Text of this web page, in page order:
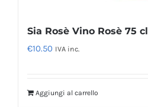
Sia Rosè Vino Rosè 75 cl
€10.50 IVA inc.
Aggiungi al carrello